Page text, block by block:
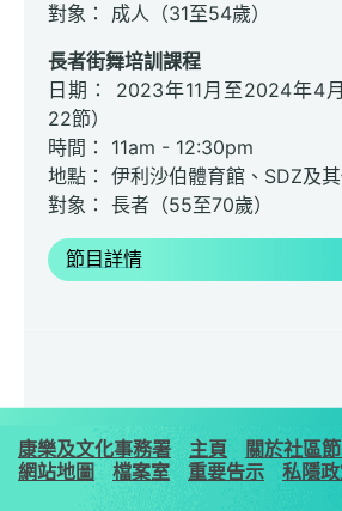
對象： 成人（31至54歲）
長者街舞培訓課程
日期： 2023年11月至2024年4
22節）
時間： 11am - 12:30pm
地點： 伊利沙伯體育館、SDZ及
對象： 長者（55至70歲）
節目詳情
康樂及文化事務署 主頁 關於社區
網站地圖
檔案室 重要告示 私隱